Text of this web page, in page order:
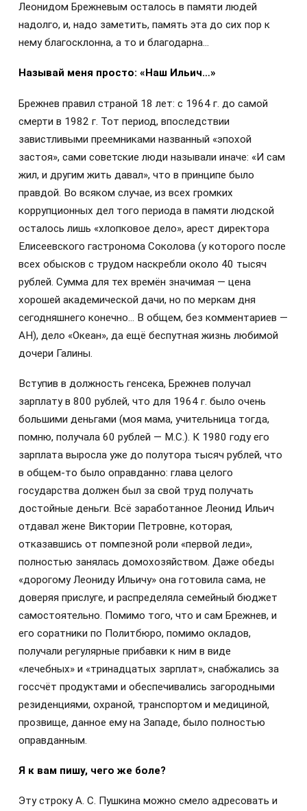
Леонидом Брежневым осталось в памяти людей
надолго, и, надо заметить, память эта до сих пор к
нему благосклонна, а то и благодарна…
Называй меня просто: «Наш Ильич…»
Брежнев правил страной 18 лет: с 1964 г. до самой
смерти в 1982 г. Тот период, впоследствии
завистливыми преемниками названный «эпохой
застоя», сами советские люди называли иначе: «И сам
жил, и другим жить давал», что в принципе было
правдой. Во всяком случае, из всех громких
коррупционных дел того периода в памяти людской
осталось лишь «хлопковое дело», арест директора
Елисеевского гастронома Соколова (у которого после
всех обысков с трудом наскребли около 40 тысяч
рублей. Сумма для тех времён значимая — цена
хорошей академической дачи, но по меркам дня
сегодняшнего конечно… В общем, без комментариев —
АН), дело «Океан», да ещё беспутная жизнь любимой
дочери Галины.
Вступив в должность генсека, Брежнев получал
зарплату в 800 рублей, что для 1964 г. было очень
большими деньгами (моя мама, учительница тогда,
помню, получала 60 рублей — М.С.). К 1980 году его
зарплата выросла уже до полутора тысяч рублей, что
в общем-то было оправданно: глава целого
государства должен был за свой труд получать
достойные деньги. Всё заработанное Леонид Ильич
отдавал жене Виктории Петровне, которая,
отказавшись от помпезной роли «первой леди»,
полностью занялась домохозяйством. Даже обеды
«дорогому Леониду Ильичу» она готовила сама, не
доверяя прислуге, и распределяла семейный бюджет
самостоятельно. Помимо того, что и сам Брежнев, и
его соратники по Политбюро, помимо окладов,
получали регулярные прибавки к ним в виде
«лечебных» и «тринадцатых зарплат», снабжались за
госсчёт продуктами и обеспечивались загородными
резиденциями, охраной, транспортом и медициной,
прозвище, данное ему на Западе, было полностью
оправданным.
Я к вам пишу, чего же боле?
Эту строку А. С. Пушкина можно смело адресовать и